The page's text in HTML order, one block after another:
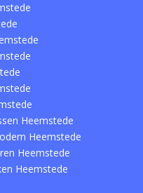
Heemstede
Heemstede
Heemstede
Heemstede